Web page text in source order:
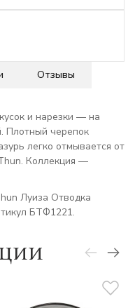
Отзывы
и нарезки — на
Плотный черепок
легко отмывается от
Коллекция —
Луиза Отводка
БТФ1221.